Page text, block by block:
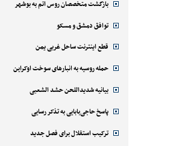
بازگشت متخصصان روس اتم به بوشهر
توافق دمشق و مسکو
قطع اینترنت ساحل غربی یمن
حمله روسیه به انبارهای سوخت اوکراین
بیانیه شدیداللحن حشد الشعبی
پاسخ حاجی‌بابایی به تذکر رسایی
ترکیب استقلال برای فصل جدید